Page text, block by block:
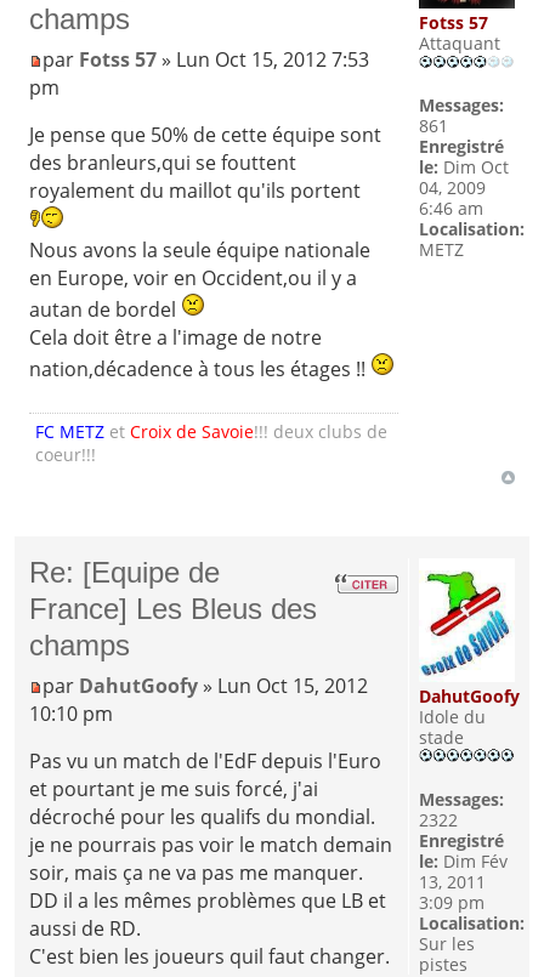
champs
par Fotss 57» Lun Oct 15, 2012 7:53
pm
Je pense que 50% de cette équipe sont
des branleurs,qui se fouttent
royalement du maillot qu'ils portent
Nous avons la seule équipe nationale
en Europe, voir en Occident,ou il y a
autan de bordel
Cela doit être a l'image de notre
nation,décadence à tous les étages !!
FC METZ etCroix de Savoie!!! deux clubs de
coeur!!!
Fotss 57
Attaquant
Messages:
861
Enregistré
le: Dim Oct
04, 2009
6:46 am
Localisation:
METZ
Re: [Equipe de
France] Les Bleus des
champs
par DahutGoofy » Lun Oct 15, 2012
10:10 pm
Pas vu un match de l'EdF depuis l'Euro
et pourtant je me suis forcé, j'ai
décroché pour les qualifs du mondial.
je ne pourrais pas voir le match demain
soir, mais ça ne va pas me manquer.
DD il a les mêmes problèmes que LB et
aussi de RD.
C'est bien les joueurs quil faut changer.
DahutGoofy
Idole du
stade
Messages:
2322
Enregistré
le: Dim Fév
13, 2011
3:09 pm
Localisation:
Sur les
pistes